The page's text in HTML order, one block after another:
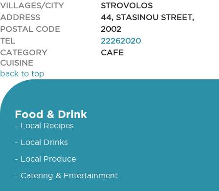
VILLAGES/CITY
STROVOLOS
ADDRESS
44, STASINOU STREET,
POSTAL CODE
2002
TEL
22262020
CATEGORY
CAFE
CUISINE
back to top
Food & Drink
- Local Recipes
- Local Drinks
- Local Produce
- Catering & Entertainment